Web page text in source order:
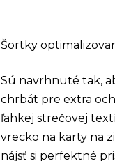
Šortky
Sú navrhnuté tak,
chrbát pre extra
ľahkej strečovej
vrecko na karty na
nájsť si perfektné